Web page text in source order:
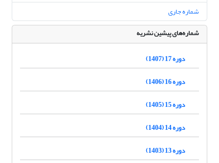
شماره جاری
شماره‌های پیشین نشریه
دوره 17 (1407)
دوره 16 (1406)
دوره 15 (1405)
دوره 14 (1404)
دوره 13 (1403)